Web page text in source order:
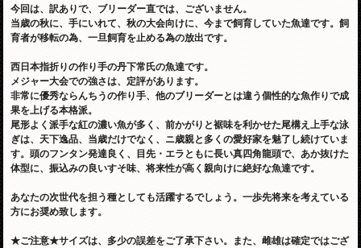
今回は、訳ありで、ブリーダー直では、ございません。
当歳の秋に、手にいれて、秋の大会向けに、今まで飼育していた魚達です。飼
育者が移転の為、一旦飼育を止める為の放出です。
西日本指折りの作り手の丹下常氏の魚達です。
メジャー大会での強さは、定評があります。
非常に優秀ならんちうの作り手、他のブリーダーとは違う個性的な魚作りで成
果を上げる本格派。
尾形よく派手な紅の濃い魚が多く、前かがりと裾味を利かせた尾構え上手な泳
ぎは、天下逸品、当歳だけでなく、ニ歳親と多くの愛好家を魅了し続けていま
す。頭のフンタン発達良く、目先・エラともに長い真四角龍頭で、あか抜けた
体型に、振込みの良いすそ味、将来性が高く親向けに絶好な魚達です。
あなたの次世代を担う種としても活躍するでしょう。一歩先将来を考えている
方にお奨め致します。
★ご注意★サイズは、多少の誤差をご了承下さい。また、雌雄は確定ではござ